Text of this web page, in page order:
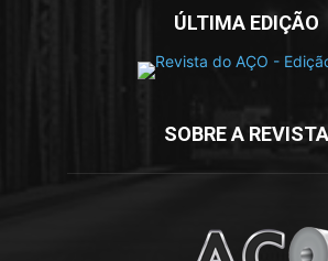
ÚLTIMA EDIÇÃO
SOBRE A REVISTA